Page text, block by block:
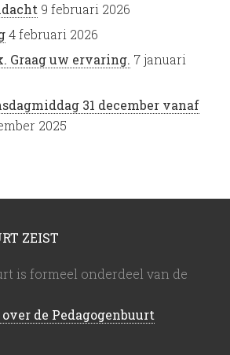
9 februari 2026
4 februari 2026
Graag uw ervaring. 7 januari
31 december vanaf
2025
ZEIST
is formeel onderdeel van de
de Pedagogenbuurt